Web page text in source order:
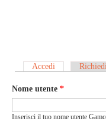
Schede
Accedi (scheda attiva)
Nome utente *
Inserisci il tuo nome utente